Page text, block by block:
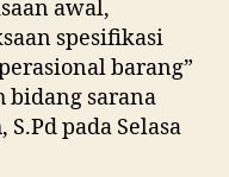
awal,
spesifikasi
barang”
bidang sarana
pada Selasa